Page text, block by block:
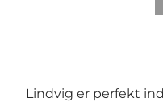
Lindvig er perfekt